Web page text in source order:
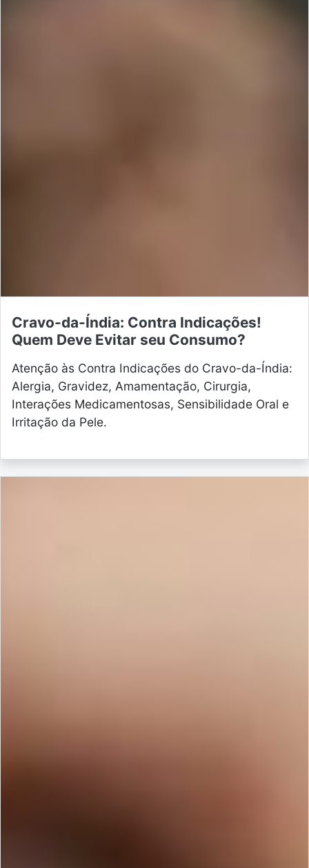
Cravo-da-Índia: Contra Indicações!
Quem Deve Evitar seu Consumo?
Atenção às Contra Indicações do Cravo-da-Índia:
Alergia, Gravidez, Amamentação, Cirurgia,
Interações Medicamentosas, Sensibilidade Oral e
Irritação da Pele.